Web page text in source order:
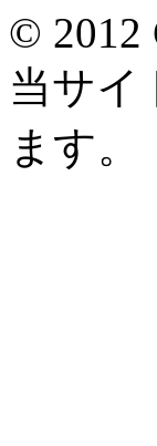
© 2012
当サイ
ます。